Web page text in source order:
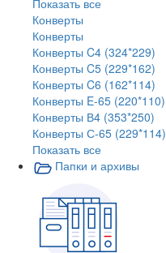
Показать все
Конверты
Конверты
Конверты C4 (324*229)
Конверты C5 (229*162)
Конверты C6 (162*114)
Конверты E-65 (220*110)
Конверты В4 (353*250)
Конверты С-65 (229*114)
Показать все
Папки и архивы